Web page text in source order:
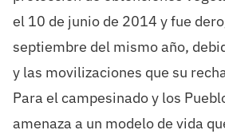
el 10 de junio de 2014 y fue
septiembre del mismo año,
y las movilizaciones que su
Para el campesinado y los
amenaza a un modelo de vida